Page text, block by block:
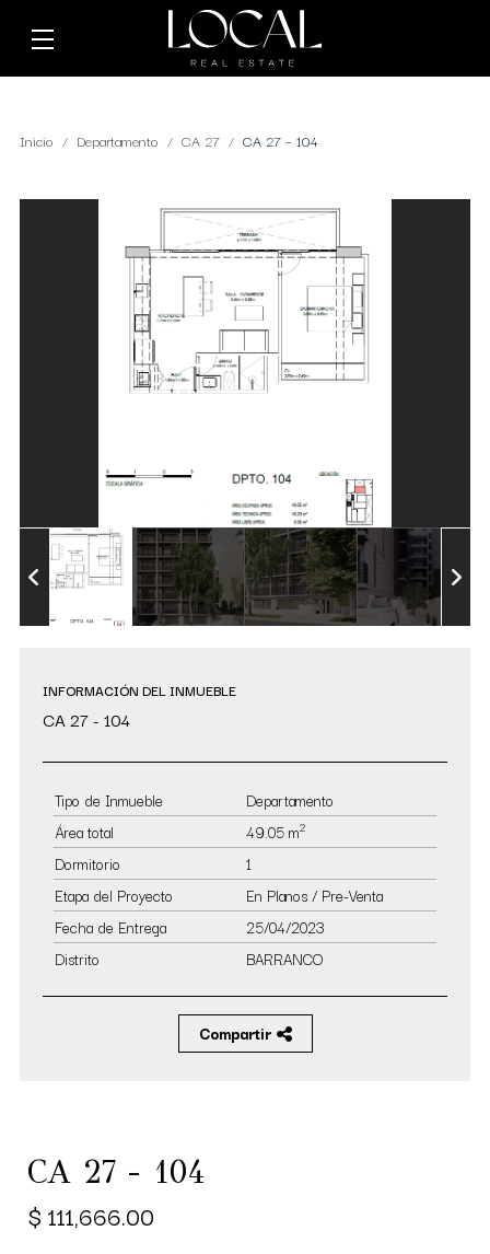
Inicio Departamento CA 27 CA 27 – 104
INFORMACIÓN DEL INMUEBLE
CA 27 - 104
Tipo de Inmueble
Departamento
Área total
49.05 m2
Dormitorio
1
Etapa del Proyecto
En Planos / Pre-Venta
Fecha de Entrega
25/04/2023
Distrito
BARRANCO
Compartir
CA 27 - 104
$ 111,666.00